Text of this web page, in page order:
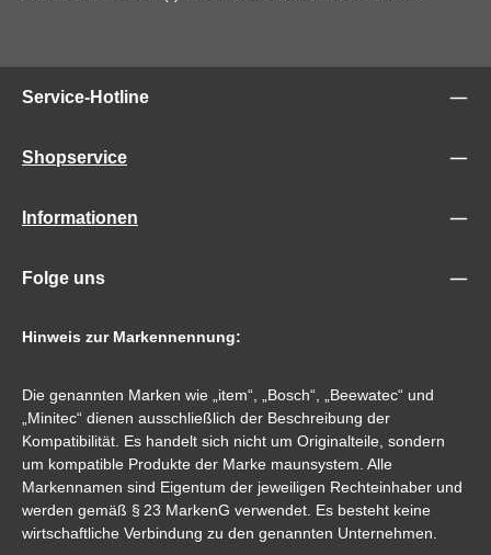
Service-Hotline
Shopservice
Informationen
Folge uns
Hinweis zur Markennennung:
Die genannten Marken wie „item“, „Bosch“, „Beewatec“ und
„Minitec“ dienen ausschließlich der Beschreibung der
Kompatibilität. Es handelt sich nicht um Originalteile, sondern
um kompatible Produkte der Marke maunsystem. Alle
Markennamen sind Eigentum der jeweiligen Rechteinhaber und
werden gemäß § 23 MarkenG verwendet. Es besteht keine
wirtschaftliche Verbindung zu den genannten Unternehmen.